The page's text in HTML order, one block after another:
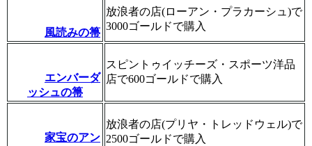
風読みの箒
放浪者の店(ローアン・プラカーシュ)で
3000ゴールドで購入
エンバーダ
ッシュの箒
スピントゥイッチーズ・スポーツ洋品
店で600ゴールドで購入
家宝のアン
放浪者の店(プリヤ・トレッドウェル)で
2500ゴールドで購入